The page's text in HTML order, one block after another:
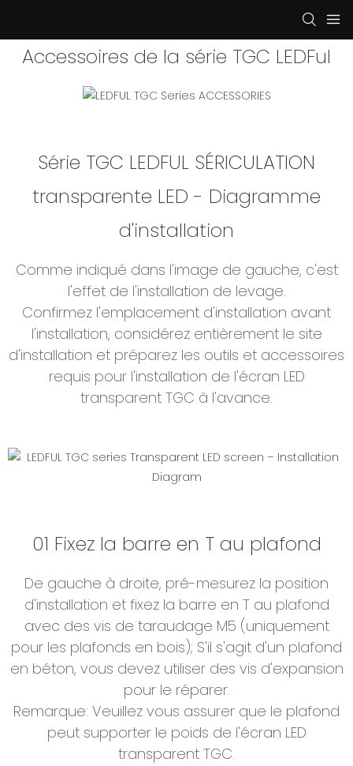
Accessoires de la série TGC LEDFul
Série TGC LEDFUL SÉRICULATION
transparente LED - Diagramme
d'installation
Comme indiqué dans l'image de gauche, c'est
l'effet de l'installation de levage.
Confirmez l'emplacement d'installation avant
l'installation, considérez entièrement le site
d'installation et préparez les outils et accessoires
requis pour l'installation de l'écran LED
transparent TGC à l'avance.
01 Fixez la barre en T au plafond
De gauche à droite, pré-mesurez la position
d'installation et fixez la barre en T au plafond
avec des vis de taraudage M5 (uniquement
pour les plafonds en bois); S'il s'agit d'un plafond
en béton, vous devez utiliser des vis d'expansion
pour le réparer.
Remarque: Veuillez vous assurer que le plafond
peut supporter le poids de l'écran LED
transparent TGC.